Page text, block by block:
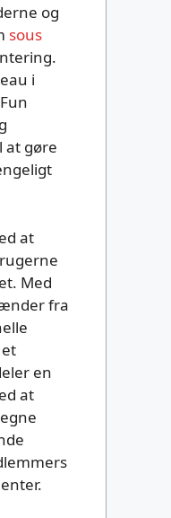
og
sous
i
at gøre
at
Med
fra
en
at